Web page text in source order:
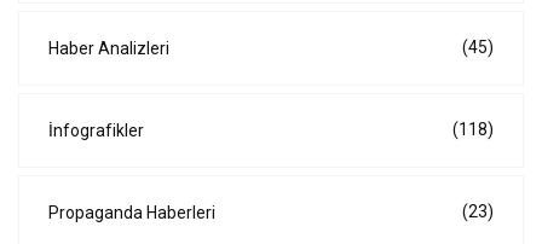
Haber Analizleri (45)
İnfografikler (118)
Propaganda Haberleri (23)